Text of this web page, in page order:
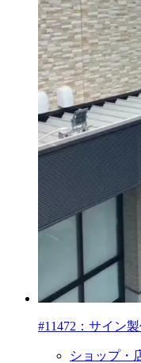
#11472：サイン
ショップ・